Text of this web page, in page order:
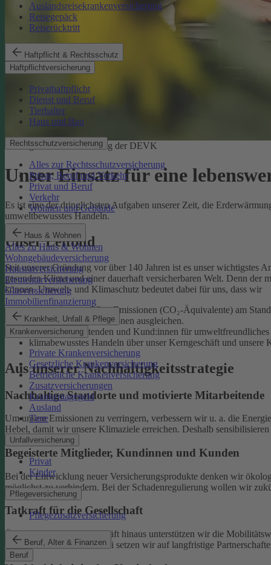
Auslandsreisekrankenversicherung
Reisegepäck
Reiserücktritt
Haftpflicht & Rechtsschutz
Haftpflichtversicherung
Privathaftpflicht
Dienst und Beruf
Tierhalter
Haus und Bau
Rechtsschutzversicherung
Alles zur Rechtsschutzversicherung
Privat, Beruf und Verkehr
Privat und Beruf
Verkehr
Wohnen und Gebäude
Haus & Wohnen
Alles zu Haus & Wohnen
Wohngebäudeversicherung
Hausratversicherung
Elementarversicherung
Glasversicherung
Immobilienfinanzierung
Krankheit, Unfall & Pflege
Krankenversicherung
Private Krankenversicherung
Gesetzliche Krankenversicherung
Betriebliche Krankenversicherung
Zusatzversicherungen
Krankentagegeld
Ausland
Tiere
Unfallversicherung
Privat
Kinder
Pflegeversicherung
Pflegezusatzversicherung
Beruf, Alter & Finanzen
Beruf
Ökologische Verantwortung der DEVK
Unser Einsatz für eine
Es ist eine der dringlichsten Aufgaben unserer Zeit, die
umweltbewusstes Handeln.
Unser Leitbild
Seit unserer Gründung vor über 140 Jahren ist es unser wichtigstes
gesunden Klima und einer dauerhaft versicherbaren Welt. Denn der
können.Umwelt- und Klimaschutz bedeutet dabei für uns, dass wir
unsere eigenen CO₂e-Emissionen (CO₂-Äquivalente) am
unvermeidliche Emissionen ausgleichen.
unsere Mitarbeitenden und Kund:innen für
klimabewusstes Handeln über unser Kerngeschäft und unsere
Aus unserer Nachhaltigkeitsstrategie
Nachhaltige Standorte und motivierte Mitarbeitende
Um unsere Emissionen zu verringern, verbessern wir u. a. die
Hebel, damit wir unsere Klimaziele erreichen. Deshalb
Begeisterte Mitglieder, Kundinnen und Kunden
Bei der Entwicklung neuer Versicherungsprodukte denken wir
möglichst zu verhindern. Bei der Schadenregulierung wollen wir
Tatkraft für die Gesellschaft
Über unser tägliches Geschäft hinaus unterstützen wir die
Klimaschutz widmen. Dabei setzen wir auf langfristige